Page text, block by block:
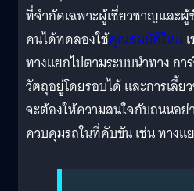
ที่จำกัดเฉพาะผู้เชี่ยวชาญและ
คนได้ทดลองใช้คุณสมบัติใหม่
ทางแยกไปตามระบบนำทาง ก
วัตถุอยู่โดยรอบได้ และการเลี้ย
จะต้องให้ความสนใจกับถนนอย่
ควบคุมรถในที่คับขัน เช่น ทาง